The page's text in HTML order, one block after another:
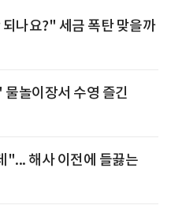
나요?" 세금 폭탄 맞을까
놀이장서 수영 즐긴
"... 해사 이전에 들끓는